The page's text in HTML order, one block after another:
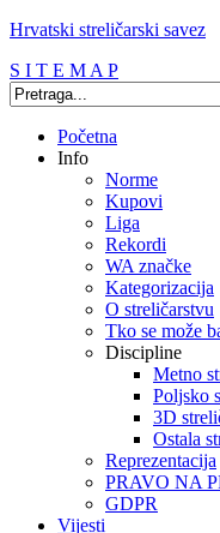
Hrvatski streličarski savez
S I T E M A P
Početna
Info
Norme
Kupovi
Liga
Rekordi
WA značke
Kategorizacija
O streličarstvu
Tko se može
Discipline
Metno
Poljsko
3D
Ostala
Reprezentacija
PRAVO NA
GDPR
Vijesti